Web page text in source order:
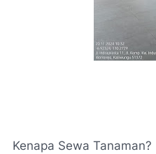
Kenapa Sewa Tanaman?